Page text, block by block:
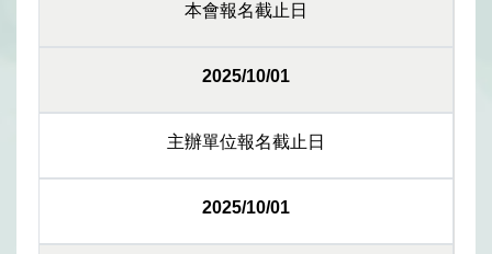
本會報名截止日
2025/10/01
主辦單位報名截止日
2025/10/01